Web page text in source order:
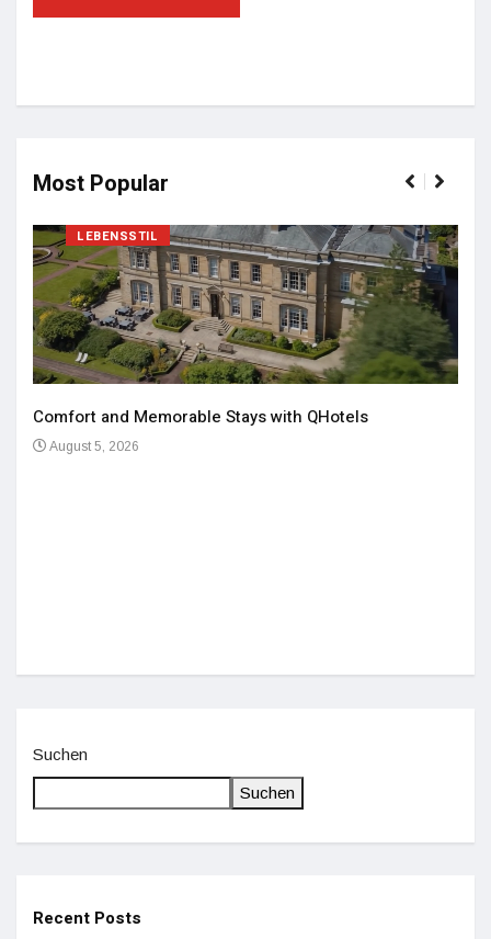
Most Popular
LEBENSSTIL
Comfort and Memorable Stays with QHotels
August 5, 2026
Suchen
Suchen
Recent Posts